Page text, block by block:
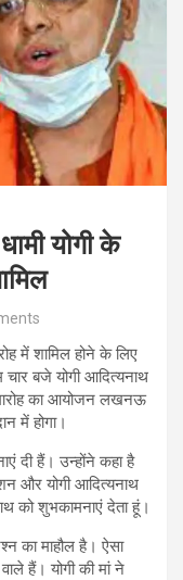
योगी के
में शामिल होने के लिए
बजे योगी आदित्‍यनाथ
का आयोजन लखनऊ
में होगा।
दी हैं। उन्‍होंने कहा है
और योगी आदित्‍यनाथ
को शुभकामनाएं देता हूं।
का माहौल है। ऐसा
हैं। योगी की मां ने